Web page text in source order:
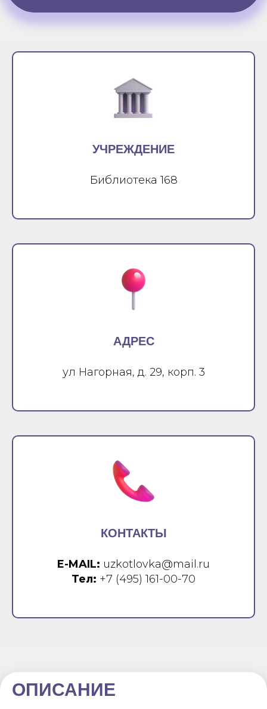
УЧРЕЖДЕНИЕ
Библиотека 168
АДРЕС
ул Нагорная, д. 29, корп. 3
КОНТАКТЫ
E-MAIL: uzkotlovka@mail.ru
Тел: +7 (495) 161-00-70
ОПИСАНИЕ